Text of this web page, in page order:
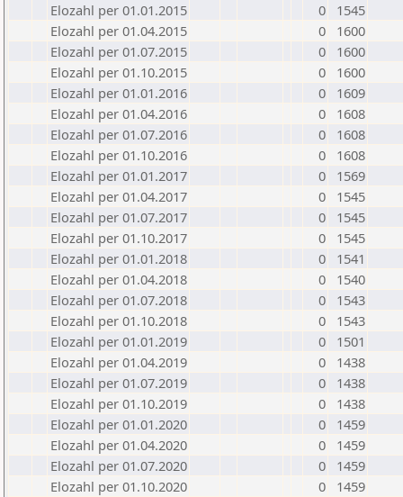
Elozahl per 01.01.2015
0
1545
Elozahl per 01.04.2015
0
1600
Elozahl per 01.07.2015
0
1600
Elozahl per 01.10.2015
0
1600
Elozahl per 01.01.2016
0
1609
Elozahl per 01.04.2016
0
1608
Elozahl per 01.07.2016
0
1608
Elozahl per 01.10.2016
0
1608
Elozahl per 01.01.2017
0
1569
Elozahl per 01.04.2017
0
1545
Elozahl per 01.07.2017
0
1545
Elozahl per 01.10.2017
0
1545
Elozahl per 01.01.2018
0
1541
Elozahl per 01.04.2018
0
1540
Elozahl per 01.07.2018
0
1543
Elozahl per 01.10.2018
0
1543
Elozahl per 01.01.2019
0
1501
Elozahl per 01.04.2019
0
1438
Elozahl per 01.07.2019
0
1438
Elozahl per 01.10.2019
0
1438
Elozahl per 01.01.2020
0
1459
Elozahl per 01.04.2020
0
1459
Elozahl per 01.07.2020
0
1459
Elozahl per 01.10.2020
0
1459